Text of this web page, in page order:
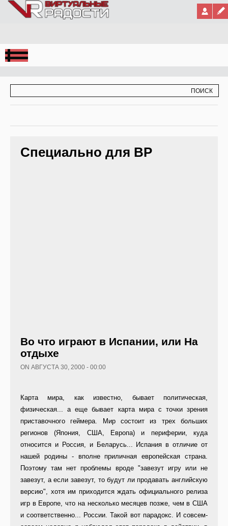
Jump to Navigation
Специально для ВР
Во что играют в Испании, или На
отдыхе
ON АВГУСТА 30, 2000 - 00:00
Карта мира, как известно, бывает политическая,
физическая... а еще бывает карта мира с точки зрения
приставочного геймера. Мир состоит из трех больших
регионов (Япония, США, Европа) и периферии, куда
относится и Россия, и Беларусь... Испания в отличие от
нашей родины - вполне приличная европейская страна.
Поэтому там нет проблемы вроде "завезут игру или не
завезут, а если завезут, то будут ли продавать английскую
версию", хотя им приходится ждать официального релиза
игр в Европе, что на несколько месяцев позже, чем в США
и соответственно... России. Такой вот парадокс. И совсем-